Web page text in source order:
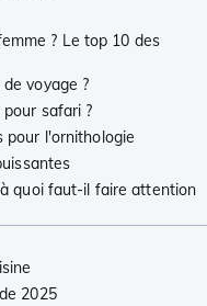
? Le top 10 des
voyage ?
safari ?
pour l'ornithologie
quoi faut-il faire attention
2025